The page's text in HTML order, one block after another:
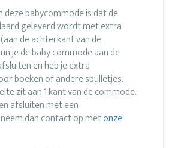
deze babycommode is dat de
geleverd wordt met extra
de achterkant van de
je de baby commode aan de
en heb je extra
boeken of andere spulletjes.
zit aan 1 kant van de commode.
afsluiten met een
dan contact op metonze